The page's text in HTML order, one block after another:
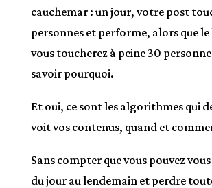
cauchemar : un jour, votre post
personnes et performe, alors que
vous toucherez à peine 30
savoir pourquoi.
Et oui, ce sont les algorithmes qui
voit vos contenus, quand et
Sans compter que vous pouvez
du jour au lendemain et perdre